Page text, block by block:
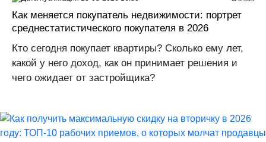
Как меняется покупатель недвижимости: портрет
среднестатистического покупателя в 2026
Кто сегодня покупает квартиры? Сколько ему лет,
какой у него доход, как он принимает решения и
чего ожидает от застройщика?